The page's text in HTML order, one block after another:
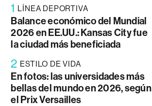
1 LÍNEA DEPORTIVA
Balance económico del Mundial
2026 en EE.UU.: Kansas City fue
la ciudad más beneficiada
2 ESTILO DE VIDA
En fotos: las universidades más
bellas del mundo en 2026, según
el Prix Versailles